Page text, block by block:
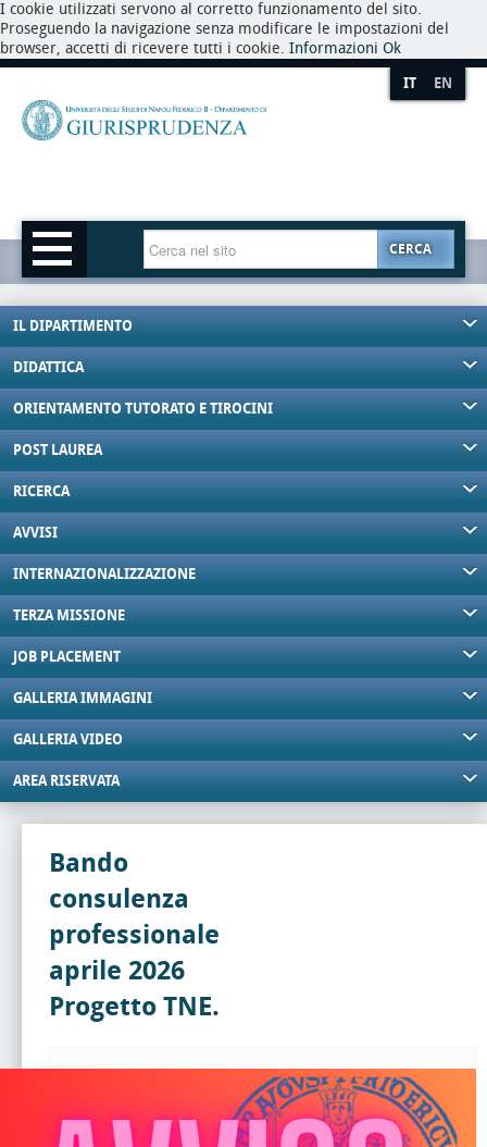
I cookie utilizzati servono al corretto funzionamento del sito.
Proseguendo la navigazione senza modificare le impostazioni del
browser, accetti di ricevere tutti i cookie. Informazioni Ok
IT EN
CERCA
IL DIPARTIMENTO
DIDATTICA
ORIENTAMENTO TUTORATO E TIROCINI
POST LAUREA
RICERCA
AVVISI
INTERNAZIONALIZZAZIONE
TERZA MISSIONE
JOB PLACEMENT
GALLERIA IMMAGINI
GALLERIA VIDEO
AREA RISERVATA
Bando
consulenza
professionale
aprile 2026
Progetto TNE.